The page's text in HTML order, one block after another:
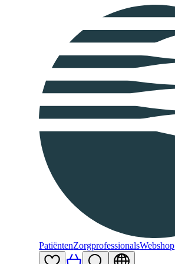
PatiëntenZorgprofessionalsWebshop